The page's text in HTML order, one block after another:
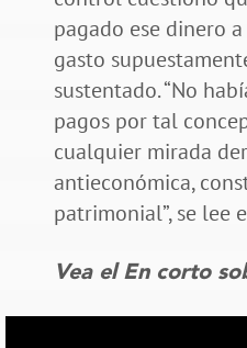
pagado ese dinero
gasto
sustentado. “No
pagos por tal
cualquier mirada
antieconómica,
patrimonial”, se lee
Vea el En corto